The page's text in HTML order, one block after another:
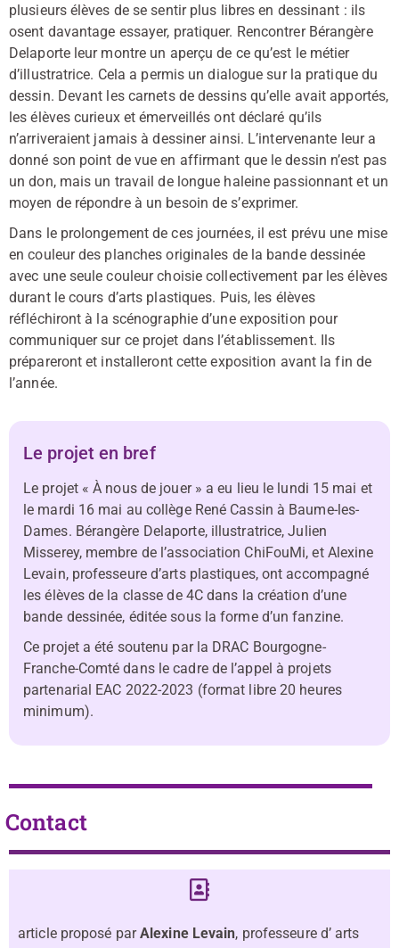
plusieurs élèves de se sentir plus libres en dessinant : ils
osent davantage essayer, pratiquer. Rencontrer Bérangère
Delaporte leur montre un aperçu de ce qu’est le métier
d’illustratrice. Cela a permis un dialogue sur la pratique du
dessin. Devant les carnets de dessins qu’elle avait apportés,
les élèves curieux et émerveillés ont déclaré qu’ils
n’arriveraient jamais à dessiner ainsi. L’intervenante leur a
donné son point de vue en affirmant que le dessin n’est pas
un don, mais un travail de longue haleine passionnant et un
moyen de répondre à un besoin de s’exprimer.
Dans le prolongement de ces journées, il est prévu une mise
en couleur des planches originales de la bande dessinée
avec une seule couleur choisie collectivement par les élèves
durant le cours d’arts plastiques. Puis, les élèves
réfléchiront à la scénographie d’une exposition pour
communiquer sur ce projet dans l’établissement. Ils
prépareront et installeront cette exposition avant la fin de
l’année.
Le projet en bref
Le projet « À nous de jouer » a eu lieu le lundi 15 mai et
le mardi 16 mai au collège René Cassin à Baume-les-
Dames. Bérangère Delaporte, illustratrice, Julien
Misserey, membre de l’association ChiFouMi, et Alexine
Levain, professeure d’arts plastiques, ont accompagné
les élèves de la classe de 4C dans la création d’une
bande dessinée, éditée sous la forme d’un fanzine.
Ce projet a été soutenu par la DRAC Bourgogne-
Franche-Comté dans le cadre de l’appel à projets
partenarial EAC 2022-2023 (format libre 20 heures
minimum).
Contact
article proposé parAlexine Levain, professeure d’ arts